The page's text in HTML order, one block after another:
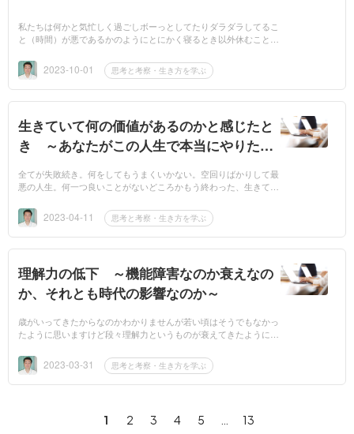
私たちは何かと気忙しく過ごしボーっとしてたりダラダラしてるこ
と（時間）が悪であるかのようにとにかく寝るとき以外休むことな
いけないので...
2023-10-01 思考と考察・生き方を学ぶ
生きていて何の価値があるのかと感じたと
き ～あなたがこの人生で本当にやりたか
全てが失敗続き。何をしてもうまくいかない。空回りばかりして最
悪の人生。何一つ良いことがないどころかもう終わった、生きてる
しまいませ...2023-04-11 思考と考察・生き方を学ぶ
理解力の低下 ～機能障害なのか衰えなの
か、それとも時代の影響なのか～
歳がいってきたからなのかわかりませんが若い頃はそうでもなかっ
たように思いますけど段々理解力というものが衰えてきたように感
できてすぐに...
2023-03-31 思考と考察・生き方を学ぶ
1 2 3 4 5 13